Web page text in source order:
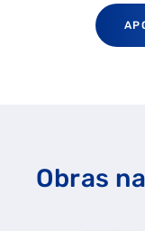
Obras